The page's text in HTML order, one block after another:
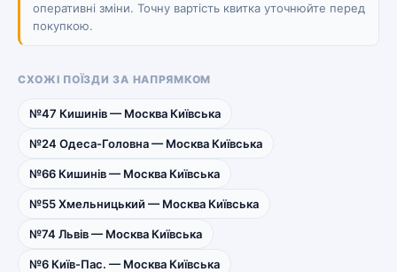
оперативні зміни. Точну вартість квитка уточнюйте перед
покупкою.
СХОЖІ ПОЇЗДИ ЗА НАПРЯМКОМ
№47 Кишинів — Москва Київська
№24 Одеса-Головна — Москва Київська
№66 Кишинів — Москва Київська
№55 Хмельницький — Москва Київська
№74 Львів — Москва Київська
№6 Київ-Пас. — Москва Київська